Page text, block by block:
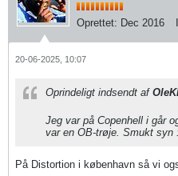
Oprettet: Dec 2016
20-06-2025, 10:07
Oprindeligt indsendt af
Jeg var på Copenhell i går
var en OB-trøje. Smukt syn
På Distortion i københavn så vi